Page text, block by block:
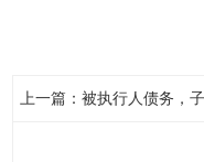
上一篇： 被执行人债务，子女是否有承担